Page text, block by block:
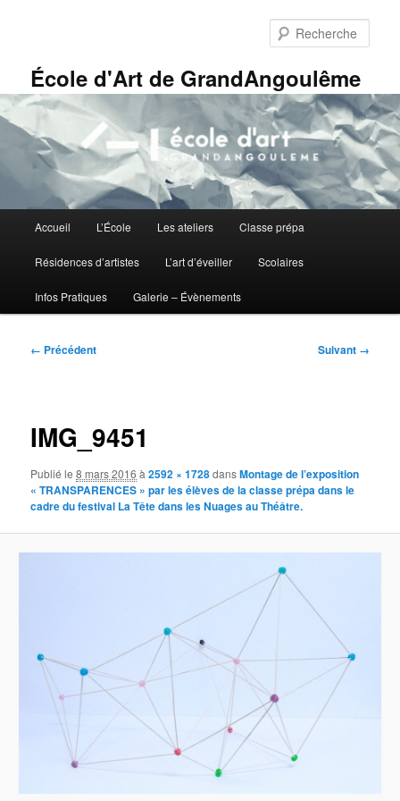
principalÉcole d'Art de GrandAngoulême
principal
Accueil L’École Les ateliers Classe prépa
Résidences d’artistes L’art d’éveiller Scolaires
Infos Pratiques Galerie – Évènements
Navigation
← Précédent Suivant →
IMG_9451
Publié le8 mars 2016 à2592 × 1728dansMontage de l’exposition
« TRANSPARENCES » par les élèves de la classe prépa dans le
cadre du festival La Tête dans les Nuages au Théâtre.